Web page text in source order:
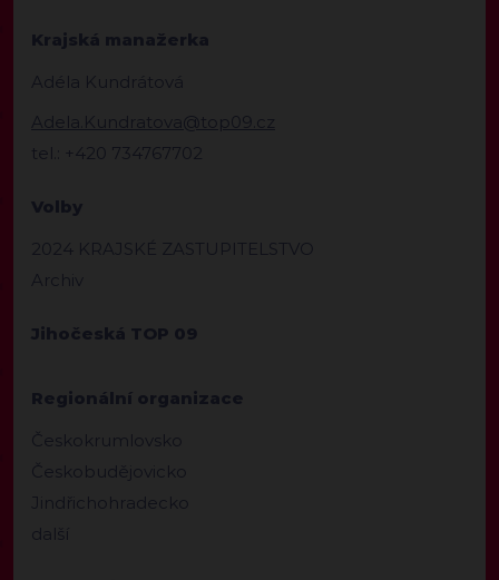
Krajská manažerka
Adéla Kundrátová
Adela.Kundratova@top09.cz
tel.: +420 734767702
Volby
2024 KRAJSKÉ ZASTUPITELSTVO
Archiv
Jihočeská TOP 09
Regionální organizace
Českokrumlovsko
Českobudějovicko
Jindřichohradecko
další